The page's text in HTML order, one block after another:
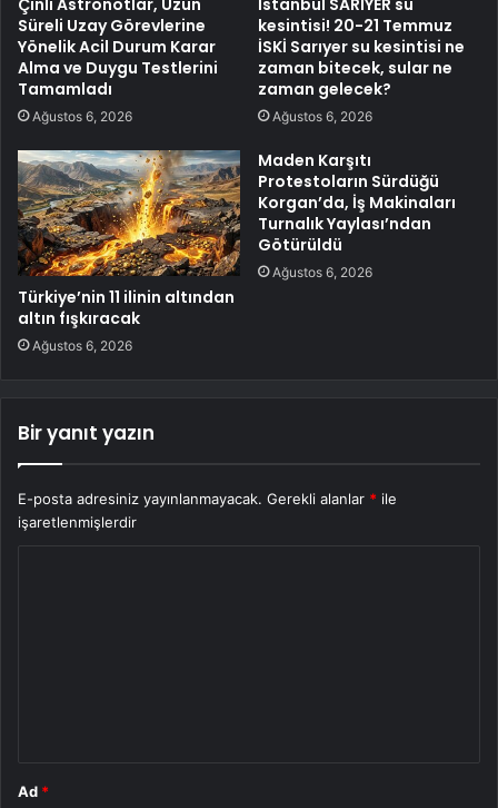
Çinli Astronotlar, Uzun
Süreli Uzay Görevlerine
Yönelik Acil Durum Karar
Alma ve Duygu Testlerini
Tamamladı
Ağustos 6, 2026
İstanbul SARIYER su
kesintisi! 20-21 Temmuz
İSKİ Sarıyer su kesintisi ne
zaman bitecek, sular ne
zaman gelecek?
Ağustos 6, 2026
Türkiye’nin 11 ilinin altından
altın fışkıracak
Ağustos 6, 2026
Maden Karşıtı
Protestoların Sürdüğü
Korgan’da, İş Makinaları
Turnalık Yaylası’ndan
Götürüldü
Ağustos 6, 2026
Bir yanıt yazın
E-posta adresiniz yayınlanmayacak. Gerekli alanlar * ile
işaretlenmişlerdir
Ad *